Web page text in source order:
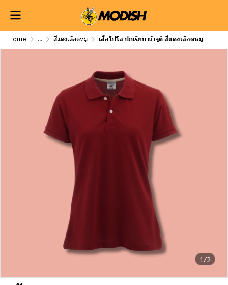
Home ... สีแดงเลือดหมู เสื้อโปโล ปกเรียบ ผ้าจูติ สีแดงเลือดหมู
1/2